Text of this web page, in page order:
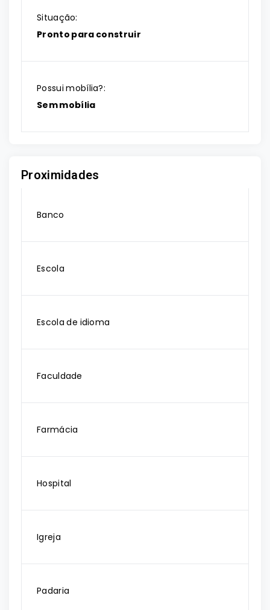
Situação:
Pronto para construir
Possui mobília?:
Sem mobília
Proximidades
Banco
Escola
Escola de idioma
Faculdade
Farmácia
Hospital
Igreja
Padaria